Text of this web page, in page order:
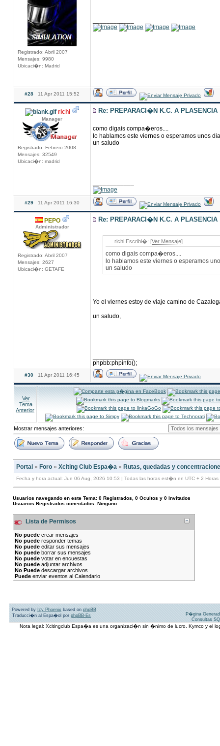
Registrado: Abril 2007
Mensajes: 9980
Ubicaci�n: Madrid
#28 11 Apr 2011 15:52
richi
Manager
Registrado: Febrero 2008
Mensajes: 32549
Ubicaci�n: madrid
Re: PREPARACI�N K.C. A PLASENCIA
como digais compa�eros....
lo hablamos este viernes o esperamos unos
un saludo
#29 11 Apr 2011 16:30
PEPO
Administrador
Registrado: Abril 2007
Mensajes: 2627
Ubicaci�n: GETAFE
Re: PREPARACI�N K.C. A PLASENCIA
richi Escribi�: [Ver Mensaje]
como digais compa�eros....
lo hablamos este viernes o esperamos
un saludo
Yo el viernes estoy de viaje camino de
un saludo,
phpbb:phpinfo();
#30 11 Apr 2011 16:45
Ver
Tema
Anterior
Mostrar mensajes anteriores:
Portal » Foro » Xciting Club Espa�a » Rutas, quedadas y
Fecha y hora actual: Jue 06 Aug, 2026 10:53 | Todas las horas est�n en UTC + 2 Horas
Usuarios navegando en este Tema: 0 Registrados, 0 Ocultos y 0 Invitados
Usuarios Registrados conectados: Ninguno
Lista de Permisos
No puede crear mensajes
No puede responder temas
No puede editar sus mensajes
No puede borrar sus mensajes
No puede votar en encuestas
No puede adjuntar archivos
No Puede descargar archivos
Puede enviar eventos al Calendario
Powered by Icy Phoenix based on phpBB
Traducci�n al Espa�ol por phpBB-Es
P�gina
Consultas
Nota legal: Xcitingclub Espa�a es una organizaci�n sin �nimo de lucro. Kymco y el